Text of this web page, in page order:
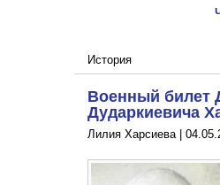
История
Военный билет
Дударкиевича
Лилия Харсиева |